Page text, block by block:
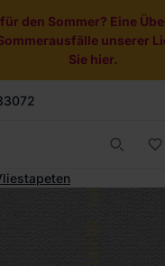
den Sommer? Eine
unserer
Sie hier.